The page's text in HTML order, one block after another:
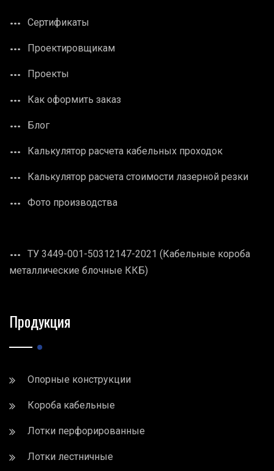
Сертификаты
Проектировщикам
Проекты
Как оформить заказ
Блог
Калькулятор расчета кабельных проходок
Калькулятор расчета стоимости лазерной резки
Фото производства
ТУ 3449-001-50312147-2021 (Кабельные короба
металлические блочные ККБ)
Продукция
Опорные конструкции
Короба кабельные
Лотки перфорированные
Лотки лестничные